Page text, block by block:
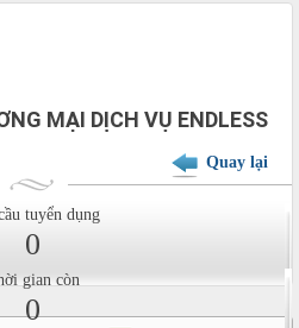
MẠI DỊCH VỤ ENDLESS
Quay lại
tuyển dụng
0
gian còn
0